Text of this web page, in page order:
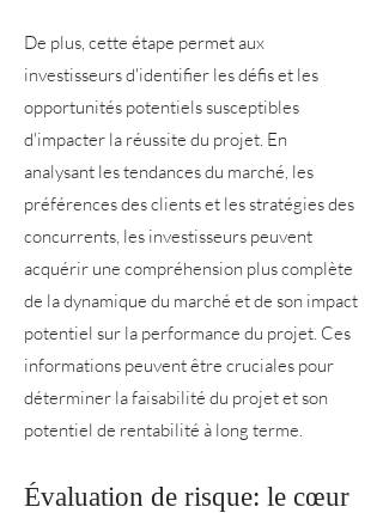
De plus, cette étape permet aux
investisseurs d'identifier les défis et les
opportunités potentiels susceptibles
d'impacter la réussite du projet. En
analysant les tendances du marché, les
préférences des clients et les stratégies des
concurrents, les investisseurs peuvent
acquérir une compréhension plus complète
de la dynamique du marché et de son impact
potentiel sur la performance du projet. Ces
informations peuvent être cruciales pour
déterminer la faisabilité du projet et son
potentiel de rentabilité à long terme.
Évaluation de risque: le cœur